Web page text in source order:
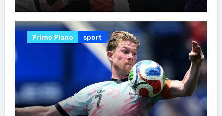
Primo Piano sport